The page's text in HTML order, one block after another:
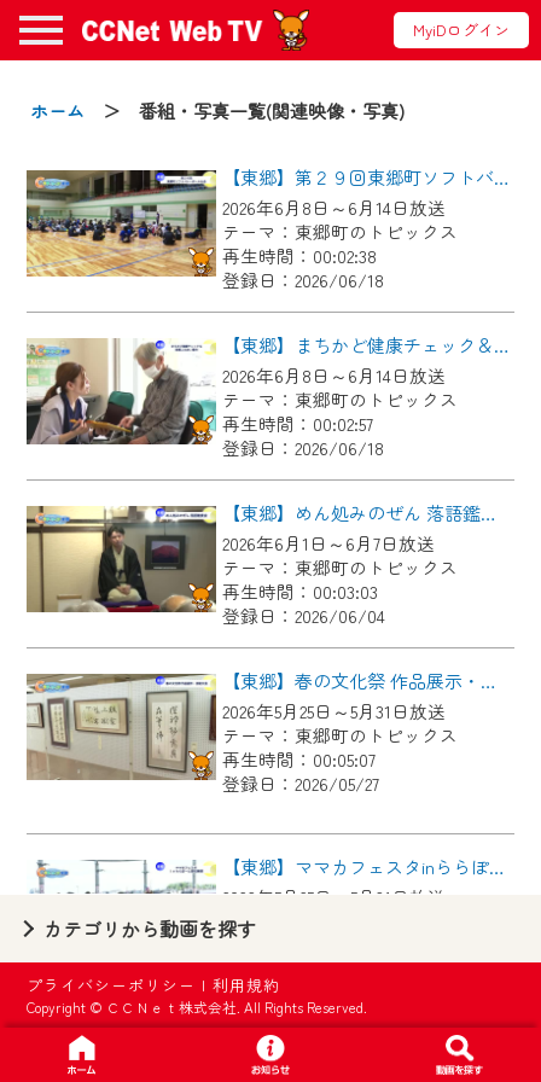
MyiDログイン
ホーム ＞ 番組・写真一覧(関連映像・写真)
【東郷】第２９回東郷町ソフトバレーボール大会
2026年6月8日～6月14日放送
テーマ：東郷町のトピックス
再生時間：00:02:38
登録日：2026/06/18
【東郷】まちかど健康チェック＆東郷ふれあい朝市
2026年6月8日～6月14日放送
テーマ：東郷町のトピックス
再生時間：00:02:57
登録日：2026/06/18
【東郷】めん処みのぜん 落語鑑賞会
2026年6月1日～6月7日放送
テーマ：東郷町のトピックス
再生時間：00:03:03
登録日：2026/06/04
【東郷】春の文化祭 作品展示・芸能大会
2026年5月25日～5月31日放送
テーマ：東郷町のトピックス
再生時間：00:05:07
登録日：2026/05/27
【東郷】ママカフェスタinららぽーと愛知東郷
2026年5月25日～5月31日放送
テーマ：東郷町のトピックス
再生時間：00:02:44
登録日：2026/05/27
【東郷】名古屋城「諸輪の松」里帰り
2026年5月18日～5月24日放送
カテゴリから動画を探す
プライバシーポリシー |利用規約
Copyright © ＣＣＮｅｔ株式会社. All Rights Reserved.
お知らせ
2024/09/02
動画配信サービス『CCNet Web TV』は2024
年9月24日からリニューアルします！
【変更点】
◆デザイン変更により、お住まいの地域
の動画コンテンツが一目瞭然。
◆当社アプリやＰＣブラウザから、いつ
でも・どこでも・外出先でも！
CCNetサービスエリア20市町の地域情報
番組をご視聴いただけます！
【ご注意】
2024年9月24日からはご加入者様へのサー
ビス向上のため、
『CCNet Web TV』を利用いただくには、
一部コンテンツを除き、
CCNetサービスへの加入と『CCNetマイ
ページ※』へのログインが必要となりま
す。
いたします。
要となります。
※MyIDとは、CCNet Web TVを含むCCNetの
各種サービスをご利用頂くためのIDです。
IDはお客様が使っているメールアドレス
で設定できます。